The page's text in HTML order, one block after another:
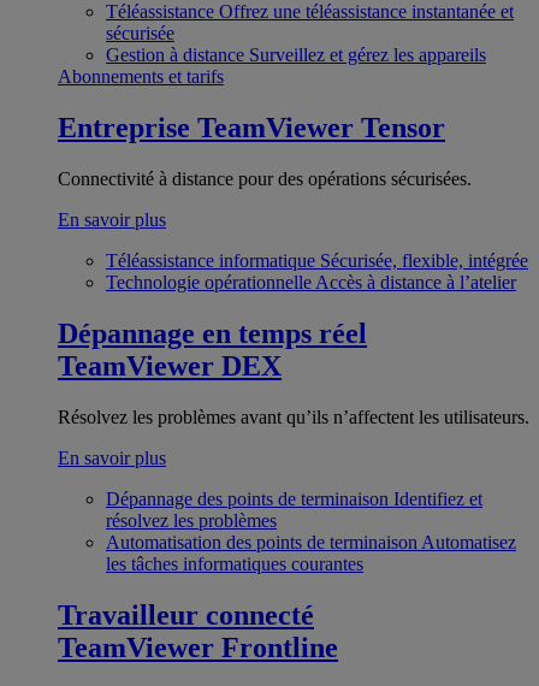
Téléassistance Offrez une téléassistance instantanée et
sécurisée
Gestion à distance Surveillez et gérez les appareils
Abonnements et tarifs
Entreprise TeamViewer Tensor
Connectivité à distance pour des opérations sécurisées.
En savoir plus
Téléassistance informatique Sécurisée, flexible, intégrée
Technologie opérationnelle Accès à distance à l’atelier
Dépannage en temps réel
TeamViewer DEX
Résolvez les problèmes avant qu’ils n’affectent les utilisateurs.
En savoir plus
Dépannage des points de terminaison Identifiez et
résolvez les problèmes
Automatisation des points de terminaison Automatisez
les tâches informatiques courantes
Travailleur connecté
TeamViewer Frontline